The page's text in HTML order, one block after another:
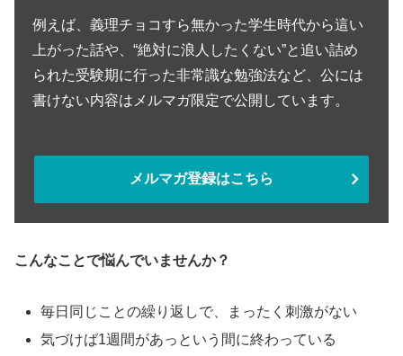
例えば、義理チョコすら無かった学生時代から這い
上がった話や、“絶対に浪人したくない”と追い詰め
られた受験期に行った非常識な勉強法など、公には
書けない内容はメルマガ限定で公開しています。
メルマガ登録はこちら
こんなことで悩んでいませんか？
毎日同じことの繰り返しで、まったく刺激がない
気づけば1週間があっという間に終わっている